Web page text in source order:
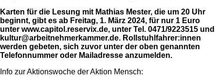
Karten für die Lesung mit Mathias Mester, die um 20 Uhr
beginnt, gibt es ab Freitag, 1. März 2024, für nur 1 Euro
unter www.capitol.reservix.de, unter Tel. 0471/9223515 und
kultur@arbeitnehmerkammer.de. Rollstuhlfahrer:innen
werden gebeten, sich zuvor unter der oben genannten
Telefonnummer oder Mailadresse anzumelden.
Info zur Aktionswoche der Aktion Mensch: